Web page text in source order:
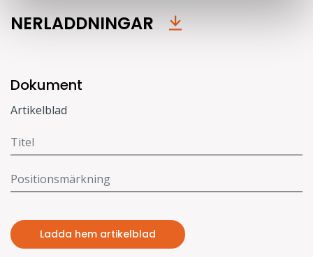
NERLADDNINGAR
Dokument
Artikelblad
Ladda hem artikelblad